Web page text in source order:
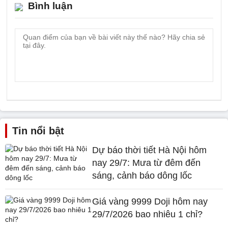
Bình luận
Tin nổi bật
Dự báo thời tiết Hà Nội hôm
nay 29/7: Mưa từ đêm đến
sáng, cảnh báo dông lốc
Giá vàng 9999 Doji hôm nay
29/7/2026 bao nhiêu 1 chỉ?